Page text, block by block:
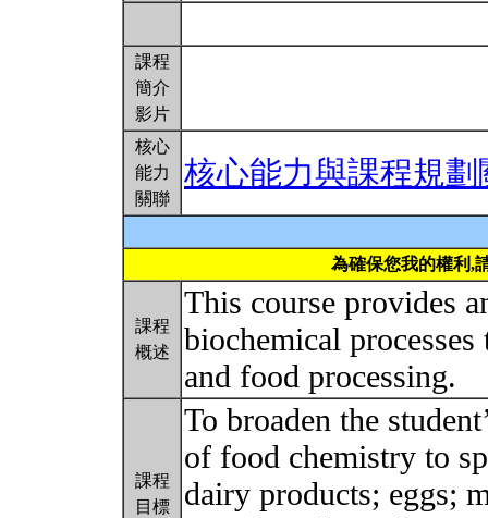
課程
簡介
影片
核心
能力
關聯
核心能力與課程規劃
為確保您我的權利,
課程
概述
This course provides
biochemical
and food processing.
課程
目標
To broaden the
of food chemistry to
dairy products; eggs;